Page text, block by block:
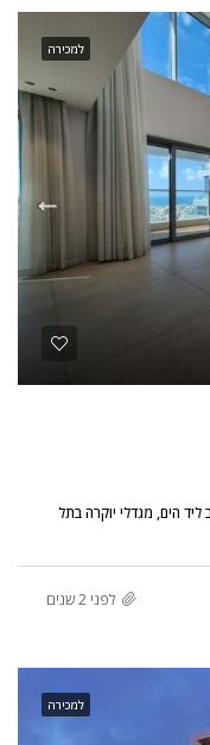
למכירה
ליד הים, מגדלי יוקרה בתל
לפני 2 שנים
למכירה